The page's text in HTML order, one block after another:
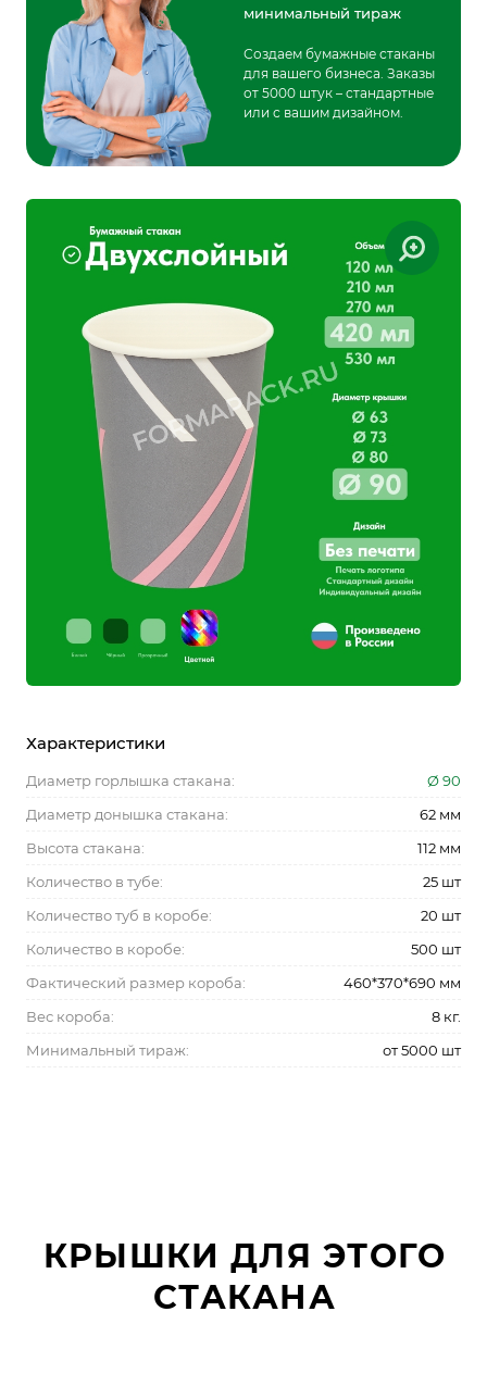
минимальный тираж
Создаем бумажные стаканы
для вашего бизнеса. Заказы
от 5000 штук – стандартные
или с вашим дизайном.
Характеристики
Диаметр горлышка стакана:
Ø 90
Диаметр донышка стакана:
62 мм
Высота стакана:
112 мм
Количество в тубе:
25 шт
Количество туб в коробе:
20 шт
Количество в коробе:
500 шт
Фактический размер короба:
460*370*690 мм
Вес короба:
8 кг.
Минимальный тираж:
от 5000 шт
КРЫШКИ ДЛЯ ЭТОГО
СТАКАНА